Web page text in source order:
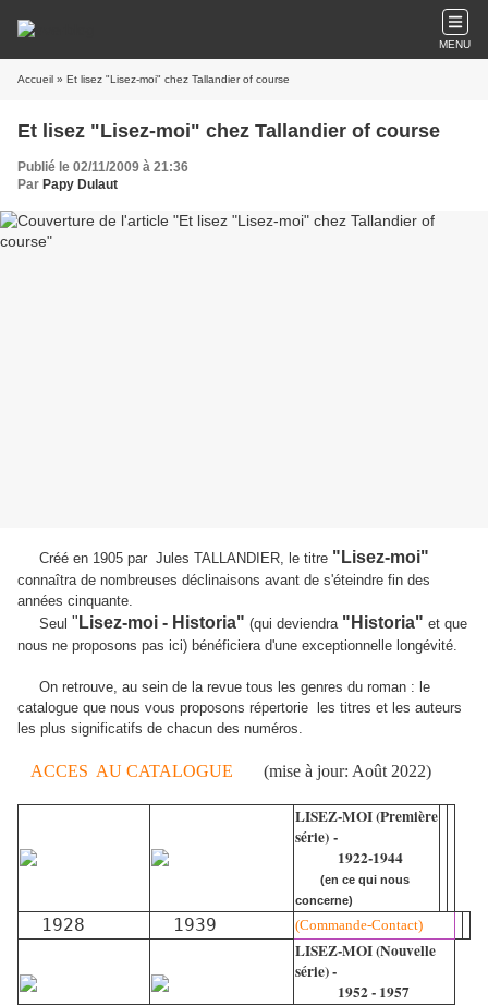
MENU
Accueil » Et lisez "Lisez-moi" chez Tallandier of course
Et lisez "Lisez-moi" chez Tallandier of course
Publié le 02/11/2009 à 21:36
Par Papy Dulaut
Créé en 1905 par Jules TALLANDIER, le titre "Lisez-moi"
connaîtra de nombreuses déclinaisons avant de s'éteindre fin des
années cinquante.
Seul " Lisez-moi - Historia" (qui deviendra "Historia" et que
nous ne proposons pas ici) bénéficiera d'une exceptionnelle longévité.
On retrouve, au sein de la revue tous les genres du roman : le
catalogue que nous vous proposons répertorie les titres et les auteurs
les plus significatifs de chacun des numéros.
ACCES AU CATALOGUE (mise à jour: Août 2022)
LISEZ-MOI (Première
série) -
1922-1944
(en ce qui nous
concerne)
1928 1939 (Commande-Contact)
LISEZ-MOI (Nouvelle
série) -
1952 - 1957